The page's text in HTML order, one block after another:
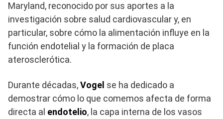
Maryland, reconocido por sus aportes a la
investigación sobre salud cardiovascular y, en
particular, sobre cómo la alimentación influye en la
función endotelial y la formación de placa
aterosclerótica.
Durante décadas,Vogel se ha dedicado a
demostrar cómo lo que comemos afecta de forma
directa al endotelio, la capa interna de los vasos